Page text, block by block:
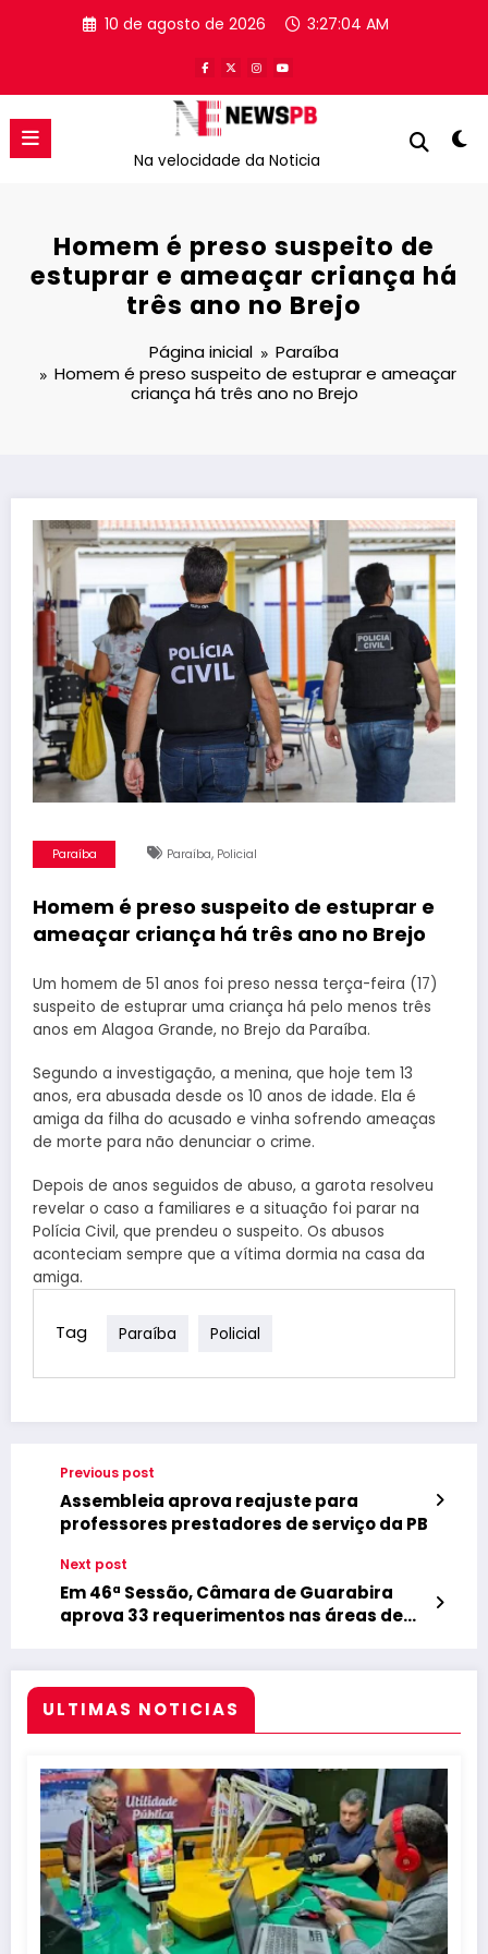
10 de agosto de 2026 3:27:05 AM
Na velocidade da Noticia
Homem é preso suspeito de
estuprar e ameaçar criança há
três ano no Brejo
Página inicial
Paraíba
Homem é preso suspeito de estuprar e ameaçar
criança há três ano no Brejo
Paraíba Paraíba, Policial
Homem é preso suspeito de estuprar e
ameaçar criança há três ano no Brejo
Um homem de 51 anos foi preso nessa terça-feira (17)
suspeito de estuprar uma criança há pelo menos três
anos em Alagoa Grande, no Brejo da Paraíba.
Segundo a investigação, a menina, que hoje tem 13
anos, era abusada desde os 10 anos de idade. Ela é
amiga da filha do acusado e vinha sofrendo ameaças
de morte para não denunciar o crime.
Depois de anos seguidos de abuso, a garota resolveu
revelar o caso a familiares e a situação foi parar na
Polícia Civil, que prendeu o suspeito. Os abusos
aconteciam sempre que a vítima dormia na casa da
amiga.
Tag Paraíba Policial
Previous post
Assembleia aprova reajuste para
professores prestadores de serviço da PB
Next post
Em 46ª Sessão, Câmara de Guarabira
aprova 33 requerimentos nas áreas de
ULTIMAS NOTICIAS